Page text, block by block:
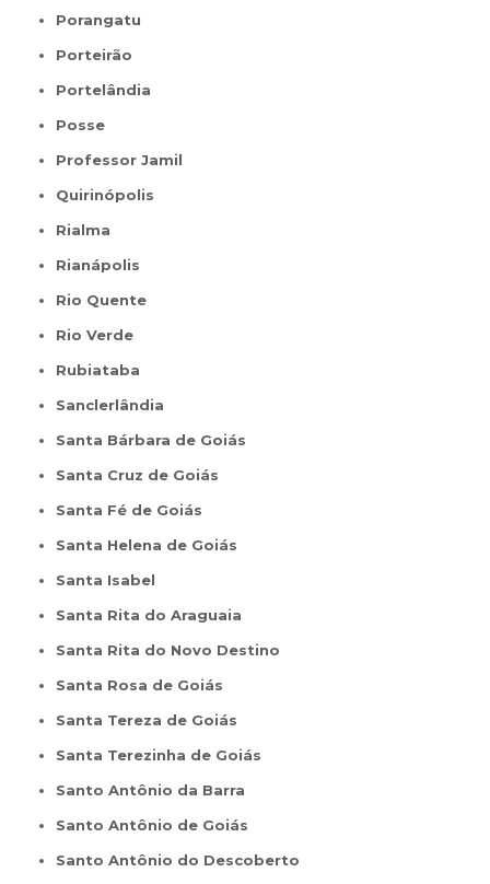
Porangatu
Porteirão
Portelândia
Posse
Professor Jamil
Quirinópolis
Rialma
Rianápolis
Rio Quente
Rio Verde
Rubiataba
Sanclerlândia
Santa Bárbara de Goiás
Santa Cruz de Goiás
Santa Fé de Goiás
Santa Helena de Goiás
Santa Isabel
Santa Rita do Araguaia
Santa Rita do Novo Destino
Santa Rosa de Goiás
Santa Tereza de Goiás
Santa Terezinha de Goiás
Santo Antônio da Barra
Santo Antônio de Goiás
Santo Antônio do Descoberto